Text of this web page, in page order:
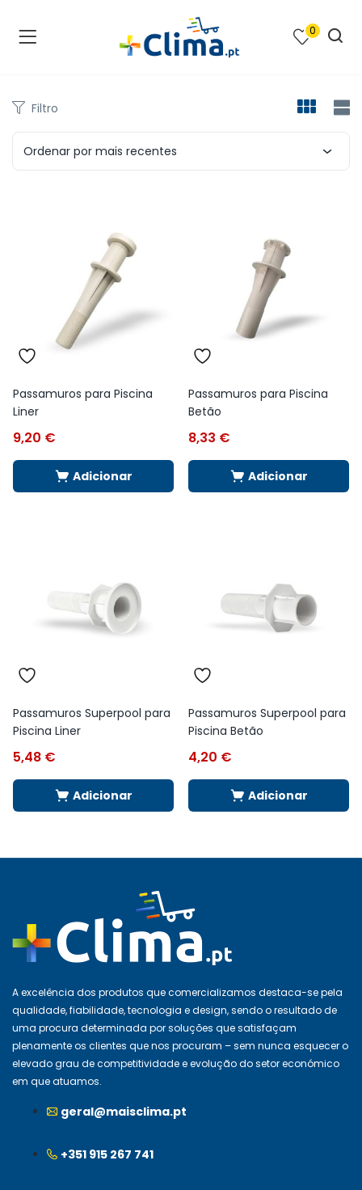
e Barbecues )
renováveis )
0
Filtro
Ordenar por mais recentes
Passamuros para Piscina
Liner
9,20 €
Adicionar
Passamuros para Piscina
Betão
8,33 €
Adicionar
Passamuros Superpool para
Piscina Liner
5,48 €
Adicionar
Passamuros Superpool para
Piscina Betão
4,20 €
Adicionar
A excelência dos produtos que comercializamos destaca-se pela
qualidade, fiabilidade, tecnologia e design, sendo o resultado de
uma procura determinada por soluções que satisfaçam
plenamente os clientes que nos procuram – sem nunca esquecer o
elevado grau de competitividade e evolução do setor económico
em que atuamos.
geral@maisclima.pt
+351 915 267 741